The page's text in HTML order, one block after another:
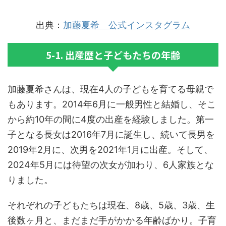
出典： 加藤夏希 公式インスタグラム
5-1. 出産歴と子どもたちの年齢
加藤夏希さんは、現在4人の子どもを育てる母親で
もあります。2014年6月に一般男性と結婚し、そこ
から約10年の間に4度の出産を経験しました。第一
子となる長女は2016年7月に誕生し、続いて長男を
2019年2月に、次男を2021年1月に出産。そして、
2024年5月には待望の次女が加わり、6人家族とな
りました。
それぞれの子どもたちは現在、8歳、5歳、3歳、生
後数ヶ月と、まだまだ手がかかる年齢ばかり。子育